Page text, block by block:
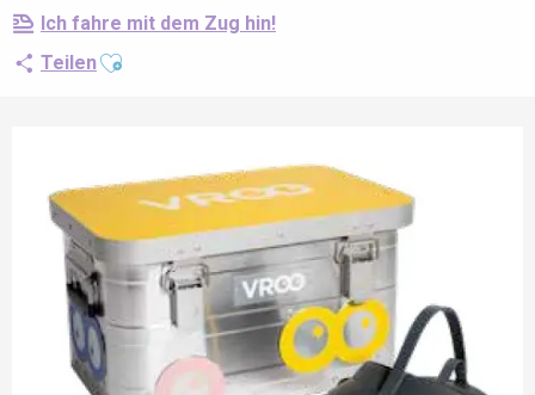
Ich fahre mit dem Zug hin!
TeilenAjouter aux favoris